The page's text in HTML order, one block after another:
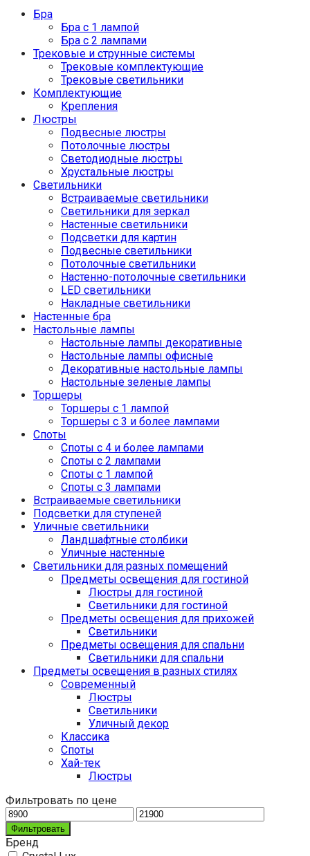
Бра
Бра с 1 лампой
Бра с 2 лампами
Трековые и струнные системы
Трековые комплектующие
Трековые светильники
Комплектующие
Крепления
Люстры
Подвесные люстры
Потолочные люстры
Светодиодные люстры
Хрустальные люстры
Светильники
Встраиваемые светильники
Светильники для зеркал
Настенные светильники
Подсветки для картин
Подвесные светильники
Потолочные светильники
Настенно-потолочные светильники
LED светильники
Накладные светильники
Настенные бра
Настольные лампы
Настольные лампы декоративные
Настольные лампы офисные
Декоративные настольные лампы
Настольные зеленые лампы
Торшеры
Торшеры с 1 лампой
Торшеры с 3 и более лампами
Споты
Споты с 4 и более лампами
Споты с 2 лампами
Споты с 1 лампой
Споты с 3 лампами
Встраиваемые светильники
Подсветки для ступеней
Уличные светильники
Ландшафтные столбики
Уличные настенные
Светильники для разных помещений
Предметы освещения для гостиной
Люстры для гостиной
Светильники для гостиной
Предметы освещения для прихожей
Светильники
Предметы освещения для спальни
Светильники для спальни
Предметы освещения в разных стилях
Cовременный
Люстры
Светильники
Уличный декор
Классика
Споты
Хай-тек
Люстры
Фильтровать по цене
Фильтровать
Бренд